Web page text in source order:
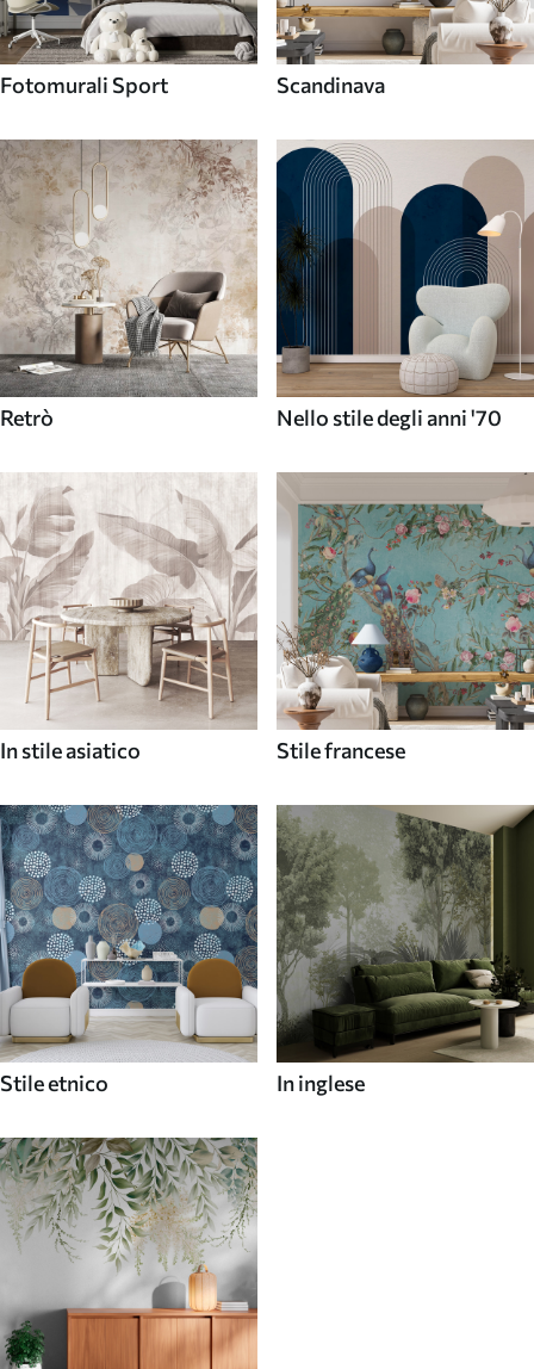
Fotomurali Sport Scandinava
Retrò Nello stile degli anni '70
In stile asiatico Stile francese
Stile etnico In inglese